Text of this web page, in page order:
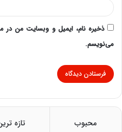
ذخیره نام، ایمیل و وبسایت من در
می‌نویسم.
محبوب تازه